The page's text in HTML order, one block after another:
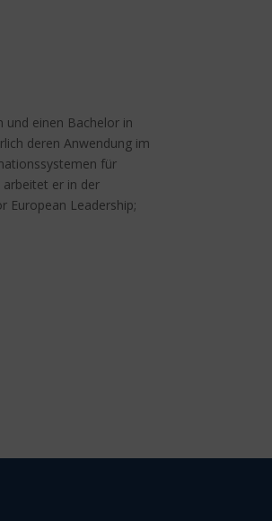
und einen Bachelor in
deren Anwendung im
für
arbeitet er in der
European Leadership;